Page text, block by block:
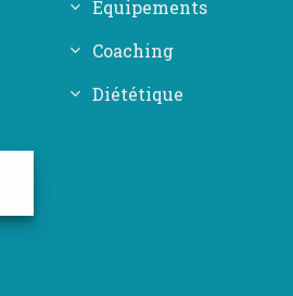
Équipements
Coaching
Diététique